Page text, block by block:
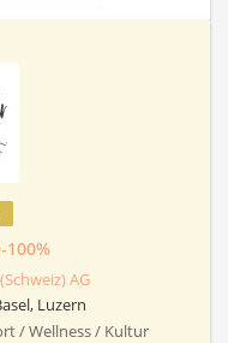
AG
Luzern
/ Wellness / Kultur